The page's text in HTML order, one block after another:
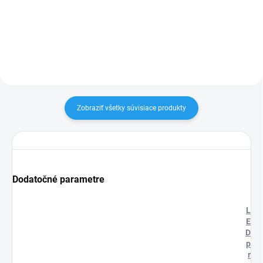
Zobraziť všetky súvisiace produkty
Dodatočné parametre
L
E
D
p
r